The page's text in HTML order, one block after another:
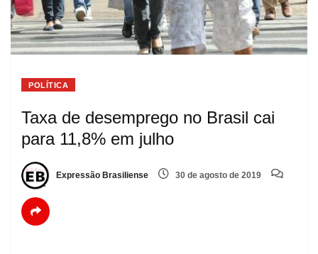
POLÍTICA
Taxa de desemprego no Brasil cai
para 11,8% em julho
Expressão Brasiliense 30 de agosto de 2019